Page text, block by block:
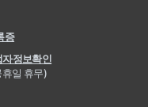
증
자정보확인
일 휴무)